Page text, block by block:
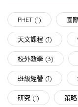
PHET(1) 國
天文課程 (1)
校外教學 (3)
班級經營 (1)
研究 (1) 策略